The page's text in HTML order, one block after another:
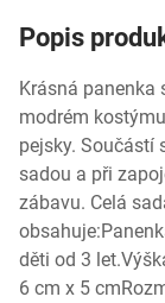
Popis
Krásná panenka
modrém
pejsky. Součástí
sadou a při
zábavu. Celá
děti od 3
6 cm x 5